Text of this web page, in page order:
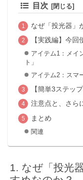
目次
なぜ「投光器」
【実践編】今回
アイテム1：メイ
ト」
アイテム2：スマ
【簡単3ステッ
注意点と、さら
まとめ
関連
なぜ「投光